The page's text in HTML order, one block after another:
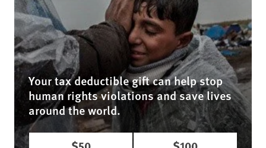
Your tax deductible gift can help stop
human rights violations and save lives
around the world.